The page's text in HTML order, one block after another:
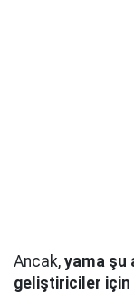
Ancak, yama şu
geliştiriciler için